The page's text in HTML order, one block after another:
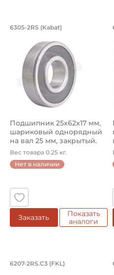
Подшипник
6305-2RS (Kabat)
Подшипник 25х62х17 мм,
шариковый однорядный
на вал 25 мм, закрытый.
Арт...
Вес товара 0.25 кг.
Нет в наличии
Заказать
Показать
аналоги
Подшипник
Подшипник 6207-2RS.С3
6207-2RS.C3 (FKL)